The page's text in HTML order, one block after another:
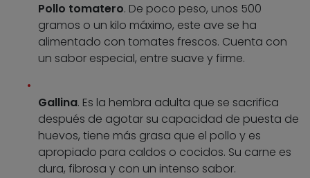
Pollo tomatero. De poco peso, unos 500
gramos o un kilo máximo, este ave se ha
alimentado con tomates frescos. Cuenta con
un sabor especial, entre suave y firme.
Gallina. Es la hembra adulta que se sacrifica
después de agotar su capacidad de puesta de
huevos, tiene más grasa que el pollo y es
apropiado para caldos o cocidos. Su carne es
dura, fibrosa y con un intenso sabor.